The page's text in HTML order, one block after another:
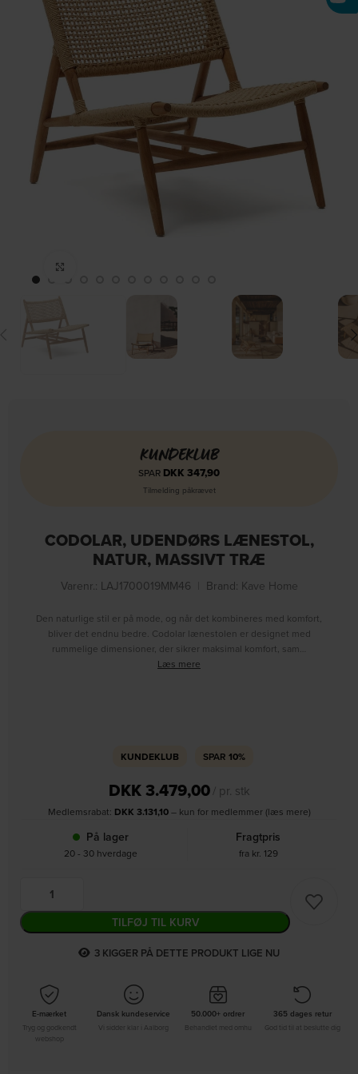
KUNDEKLUB
SPAR DKK 347,90
Tilmelding påkrævet
CODOLAR, UDENDØRS LÆNESTOL,
NATUR, MASSIVT TRÆ
Varenr.: LAJ1700019MM46 Brand: Kave Home
Den naturlige stil er på mode, og når det kombineres med komfort,
bliver det endnu bedre. Codolar lænestolen er designet med
rummelige dimensioner, der sikrer maksimal komfort, sam…
Læs mere
KUNDEKLUB SPAR 10%
DKK3.479,00/ pr. stk
Medlemsrabat: DKK 3.131,10– kun for medlemmer (læs mere)
På lager
20 - 30 hverdage
Fragtpris
fra kr. 129
TILFØJ TIL KURV
3 KIGGER PÅ DETTE PRODUKT LIGE NU
E-mærket
Tryg og godkendt
Dansk kundeservice
Vi sidder klar i Aalborg
50.000+ ordrer
Behandlet med omhu
365 dages retur
God tid til at beslutte dig